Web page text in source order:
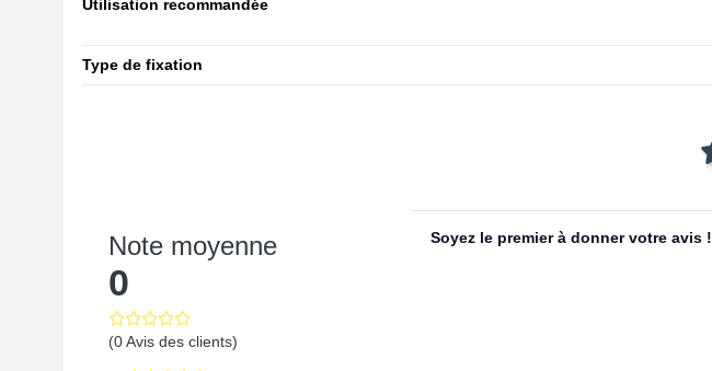
Utilisation recommandée
Type de fixation
Note moyenne
0
(0 Avis des clients)
Soyez le premier à donner votre avis !